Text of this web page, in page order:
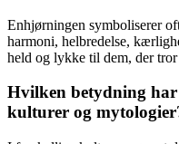
Enhjørningen symboliserer
harmoni, helbredelse,
held og lykke til dem, der tror
Hvilken betydning
kulturer og